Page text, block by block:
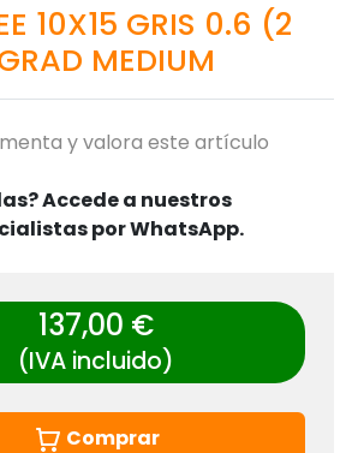
10X15 GRIS 0.6 (2
MEDIUM
y valora este artículo
Accede a nuestros
por WhatsApp.
137,00 €
(IVA incluido)
Comprar